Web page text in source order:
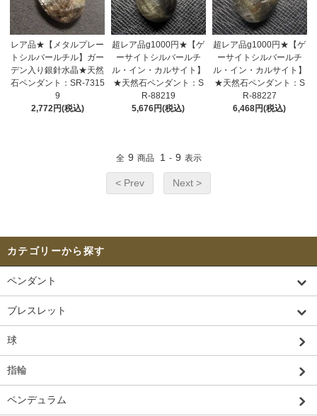
レア品★【メタルプレー
トシルバールチル】ガー
デン入り銀針水晶★天然
石ペンダント：SR-7315
9
2,772円(税込)
超レア品g1000円★【ゲ
ーサイトシルバールチ
ル・イン・カルサイト】
★天然石ペンダント：S
R-88219
5,676円(税込)
超レア品g1000円★【ゲ
ーサイトシルバールチ
ル・イン・カルサイト】
★天然石ペンダント：S
R-88227
6,468円(税込)
全 9 商品 1 - 9 表示
< Prev Next >
カテゴリーから探す
ペンダント
ブレスレット
球
指輪
ペンデュラム